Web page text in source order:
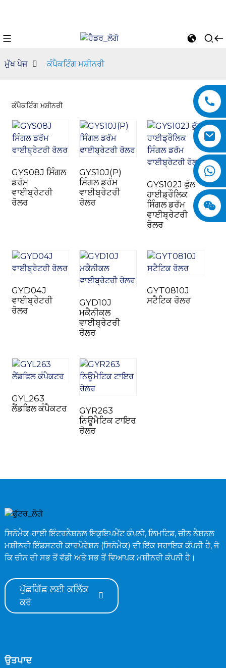
ਮੁੱਖ ਪੇਜ ਕੰਪੈਕਟਿੰਗ ਮਸ਼ੀਨਰੀ
ਕੰਪੈਕਟਿੰਗ ਮਸ਼ੀਨਰੀ
GYS08J ਸਿੰਗਲ
ਡਰੱਮ
ਵਾਈਬ੍ਰੇਟਰੀ
ਰੋਲਰ
GYS10J(P)
ਸਿੰਗਲ ਡਰੱਮ
ਵਾਈਬ੍ਰੇਟਰੀ
ਰੋਲਰ
GYS102J ਫੁੱਲ
ਹਾਈਡ੍ਰੌਲਿਕ
ਸਿੰਗਲ ਡਰੱਮ
ਵਾਈਬ੍ਰੇਟਰੀ
ਰੋਲਰ
GYD04J
ਵਾਈਬ੍ਰੇਟਰੀ
ਰੋਲਰ
GYD10J
ਮਕੈਨੀਕਲ
ਵਾਈਬ੍ਰੇਟਰੀ
ਰੋਲਰ
GYT0810J
ਸਟੈਟਿਕ ਰੋਲਰ
GYL263
ਲੈਂਡਫਿਲ ਕੰਪੈਕਟਰ
GYR263
ਨਿਊਮੈਟਿਕ ਟਾਇਰ
ਰੋਲਰ
ਸਿਨੋਮੈਕ-ਹਾਈ ਇੰਟਰਨੈਸ਼ਨਲ ਇਕੁਇਪਮੈਂਟ ਕੰਪਨੀ, ਲਿਮਟਿਡ, ਚੀਨ ਨੈਸ਼ਨਲ
ਮਸ਼ੀਨਰੀ ਇੰਡਸਟਰੀ ਕਾਰਪੋਰੇਸ਼ਨ (ਸਿਨੋਮੈਕ) ਦੀ ਇੱਕ ਸਹਾਇਕ ਕੰਪਨੀ ਹੈ, ਜੋ
ਕਿ ਚੀਨ ਦੀ ਸਭ ਤੋਂ ਵੱਡੀ ਅਤੇ ਸਭ ਤੋਂ ਵਿਆਪਕ ਮਸ਼ੀਨਰੀ ਕੰਪਨੀ ਹੈ।
ਪੁੱਛਗਿੱਛ ਲਈ ਕਲਿੱਕ
ਕਰੋ
ਉਤਪਾਦ